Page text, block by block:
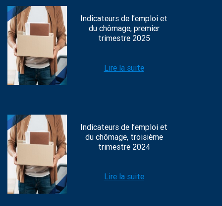
Indicateurs de l’emploi et
du chômage, premier
trimestre 2025
Lire la suite
Indicateurs de l’emploi et
du chômage, troisième
trimestre 2024
Lire la suite